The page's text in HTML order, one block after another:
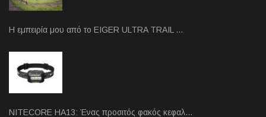
Η εμπειρία μου από το EIGER ULTRA TRAIL …
NITECORE HA13: Ένας προσιτός φακός κεφαλ…